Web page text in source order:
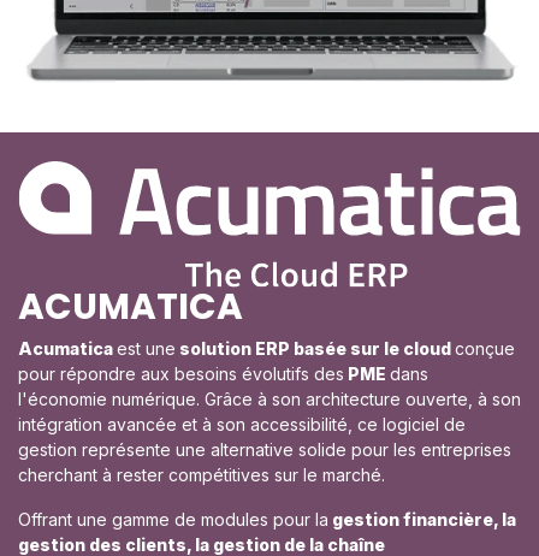
ACUMATICA
Acumaticaest une solution ERP basée sur le cloudconçue
pour répondre aux besoins évolutifs des PME dans
l'économie numérique. Grâce à son architecture ouverte, à son
intégration avancée et à son accessibilité, ce logiciel de
gestion représente une alternative solide pour les entreprises
cherchant à rester compétitives sur le marché.
Offrant une gamme de modules pour la gestion financière, la
gestion des clients, la gestion de la chaîne